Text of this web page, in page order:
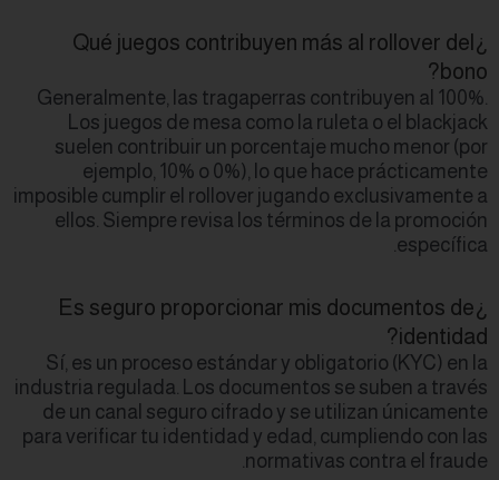
¿Qué
Generalmente,
Los juegos
suelen
ejemplo,
imposible cumplir
ellos. Siempre
¿Es seguro
Sí, es un
industria regulada.
de un canal
para verificar tu